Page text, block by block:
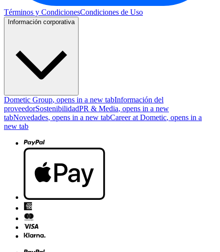
Términos y CondicionesCondiciones de Uso
Información corporativa
Dometic Group, opens in a new tabInformación del
proveedorSostenibilidadPR & Media, opens in a new
tabNovedades, opens in a new tabCareer at Dometic, opens in a
new tab